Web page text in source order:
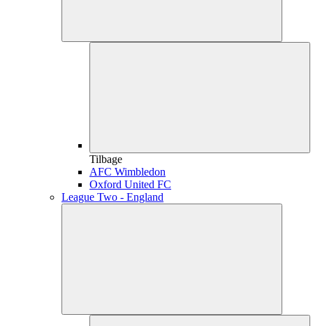
Tilbage
AFC Wimbledon
Oxford United FC
League Two - England